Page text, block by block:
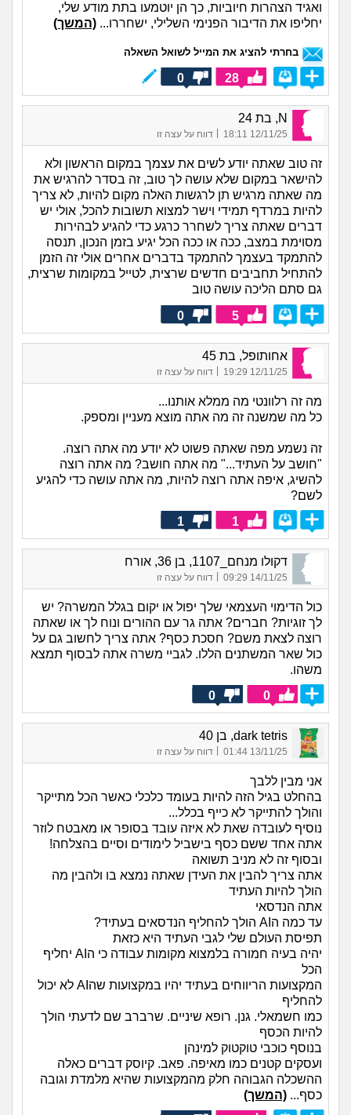
ואגיד הצהרות חיוביות, כך הן יוטמעו בתת מודע שלי,
יחליפו את הדיבור הפנימי השלילי, ישחררו... (המשך)
בחרתי להציג את המייל לשואל השאלה
28
0
N, בת 24
12/11/25 18:11 דווח על עצה זו
זה טוב שאתה יודע לשים את עצמך במקום הראשון ולא
להישאר במקום שלא עושה לך טוב, זה בסדר להרגיש את
מה שאתה מרגיש תן לרגשות האלה מקום להיות, לא צריך
להיות במרדף תמידי וישר למצוא תשובות להכל, אולי יש
דברים שאתה צריך לשחרר כרגע כדי להגיע לבהירות
מסוימת במצב, ככה או ככה הכל יגיע בזמן הנכון, תנסה
להתמקד בעצמך להתמקד בדברים אחרים אולי זה הזמן
להתחיל תחביבים חדשים שרצית, לטייל במקומות שרצית,
גם סתם הליכה עושה טוב
5
0
אחותופל, בת 45
12/11/25 19:29
| דווח על עצה זו
מה זה רלוונטי מה ממלא אותנו...
כל מה שמשנה זה מה אתה מוצא מעניין ומספק.
זה נשמע מפה שאתה פשוט לא יודע מה אתה רוצה.
"חושב על העתיד..." מה אתה חושב? מה אתה רוצה
להשיג, איפה אתה רוצה להיות, מה אתה עושה כדי להגיע
לשם?
1
1
דקולו מנחם_1107, בן 36, אורח
14/11/25 09:29
| דווח על עצה זו
כול הדימוי העצמאי שלך יפול או יקום בגלל המשרה? יש
לך זוגיות? חברים? אתה גר עם ההורים ונוח לך או שאתה
רוצה לצאת משם? חסכת כסף? אתה צריך לחשוב גם על
כול שאר המשתנים הללו. לגביי משרה אתה לבסוף תמצא
משהו.
0
0
dark tetris, בן 40
13/11/25 01:44 דווח על עצה זו
אני מבין ללבך
בהחלט בגיל הזה להיות בעומד כלכלי כאשר הכל מתייקר
והולך להתייקר לא כייף בכלל...
נוסיף לעובדה שאת לא איזה עובד בסופר או מאבטח לוזר
אתה אחד ששם כסף בישביל לימודים וסיים בהצלחה!
ובסוף זה לא מניב תשואה
אתה צריך להבין את העידן שאתה נמצא בו ולהבין מה
הולך להיות העתיד
אתה הנדסאי
עד כמה הAI הולך להחליף הנדסאים בעתיד?
תפיסת העולם שלי לגבי העתיד היא כזאת
יהיה בעיה חמורה בלמצוא מקומות עבודה כי הAI יחליף
הכל
המקצועות הריווחים בעתיד יהיו במקצועות שהAI לא יכול
להחליף
כמו חשמאלי. גנן. רופא שיניים. שרברב שם לדעתי הולך
להיות הכסף
בנוסף כוכבי טוקטוק למינהן
ועסקים קטנים כמו מאיפה. פאב. קיוסק דברים כאלה
ההשכלה הגבוהה חלק מהמקצועות שהיא מלמדת וגובה
כסף... (המשך)